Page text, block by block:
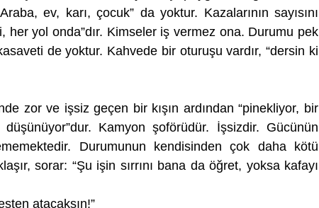
ev, karı, çocuk” da yoktur. Kazalarının sayısını
her yol onda”dır. Kimseler iş vermez ona. Durumu pek
de yoktur. Kahvede bir oturuşu vardır, “dersin ki
zor ve işsiz geçen bir kışın ardından “pinekliyor, bir
Kamyon şoförüdür. İşsizdir. Gücünün
Durumunun kendisinden çok daha kötü
sorar: “Şu işin sırrını bana da öğret, yoksa kafayı
atacaksın!”